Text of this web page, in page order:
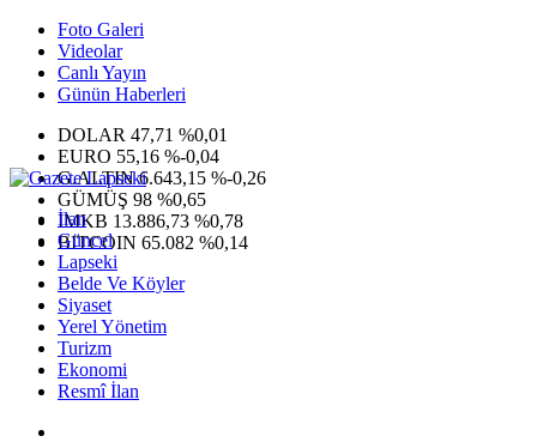
Foto Galeri
Videolar
Canlı Yayın
Günün Haberleri
DOLAR 47,71 %0,01
EURO 55,16 %-0,04
G.ALTIN6.643,15 %-0,26
GÜMÜŞ 98 %0,65
IMKB 13.886,73 %0,78
BITCOIN 65.082 %0,14
İlan
Güncel
Lapseki
Belde Ve Köyler
Siyaset
Yerel Yönetim
Turizm
Ekonomi
Resmî İlan